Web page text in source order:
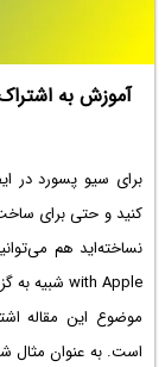
برای سیو پسورد در
کنید و حتی برای
with Apple شبیه به گزینه‌ی Login with Google و گزینه‌های مشابه است.
موضوع این مقاله
است. به عنوان مثال